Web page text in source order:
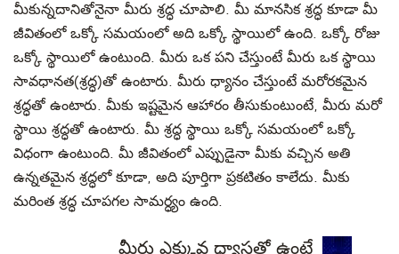
మీకున్నదానితోనైనా మీరు శ్రద్ధ చూపాలి. మీ మానసిక శ్రద్ధ కూడా మీ
జీవితంలో ఒక్కో సమయంలో అది ఒక్కో స్థాయిలో ఉంది. ఒక్కో రోజు
ఒక్కో స్థాయిలో ఉంటుంది. మీరు ఒక పని చేస్తుంటే మీరు ఒక స్థాయి
సావధానత(శ్రద్ధ)తో ఉంటారు. మీరు ధ్యానం చేస్తుంటే మరోరకమైన
శ్రద్ధతో ఉంటారు. మీకు ఇష్టమైన ఆహారం తీసుకుంటుంటే, మీరు మరో
స్థాయి శ్రద్ధతో ఉంటారు. మీ శ్రద్ధ స్థాయి ఒక్కో సమయంలో ఒక్కో
విధంగా ఉంటుంది. మీ జీవితంలో ఎప్పుడైనా మీకు వచ్చిన అతి
ఉన్నతమైన శ్రద్ధలో కూడా, అది పూర్తిగా ప్రకటితం కాలేదు. మీకు
మరింత శ్రద్ధ చూపగల సామర్ధ్యం ఉంది.